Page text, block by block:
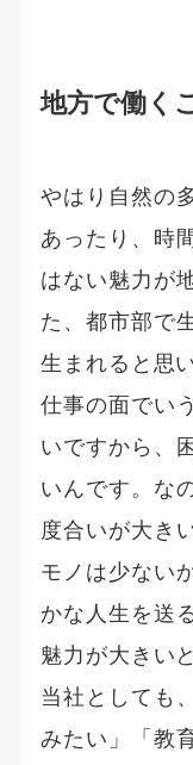
地方で働く
やはり自然の
あったり、時
はない魅力が
た、都市部で
生まれると思
仕事の面でい
いですから、
いんです。な
度合いが大き
モノは少ない
かな人生を送
魅力が大きい
当社としても
みたい」「教